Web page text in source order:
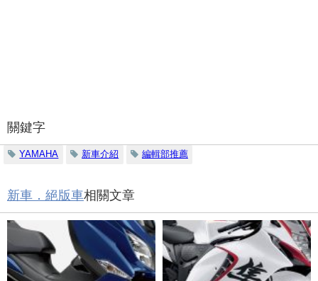
關鍵字
YAMAHA 新車介紹 編輯部推薦
新車．絕版車相關文章